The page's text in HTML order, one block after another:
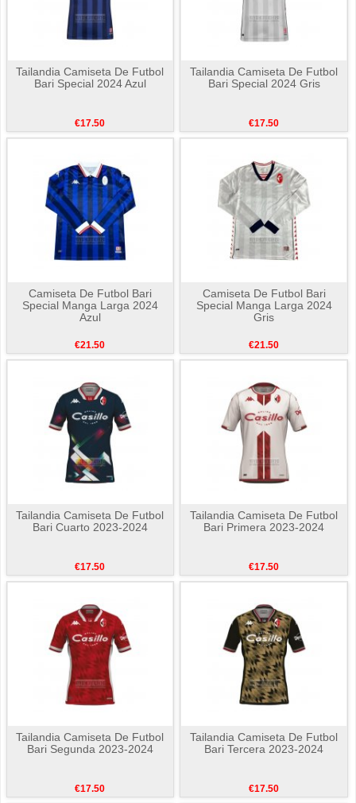
Tailandia Camiseta De Futbol
Bari Special 2024 Azul
€17.50
Tailandia Camiseta De Futbol
Bari Special 2024 Gris
€17.50
Camiseta De Futbol Bari
Special Manga Larga 2024
Azul
€21.50
Camiseta De Futbol Bari
Special Manga Larga 2024
Gris
€21.50
Tailandia Camiseta De Futbol
Bari Cuarto 2023-2024
€17.50
Tailandia Camiseta De Futbol
Bari Primera 2023-2024
€17.50
Tailandia Camiseta De Futbol
Bari Segunda 2023-2024
€17.50
Tailandia Camiseta De Futbol
Bari Tercera 2023-2024
€17.50